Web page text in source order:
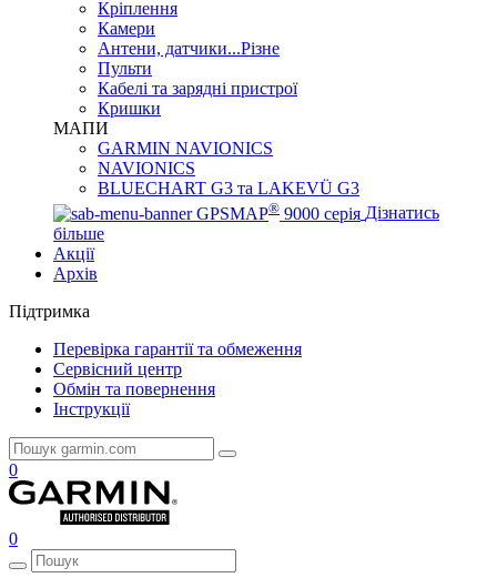
Кріплення
Камери
Антени, датчики...Різне
Пульти
Кабелі та зарядні пристрої
Кришки
МАПИ
GARMIN NAVIONICS
NAVIONICS
BLUECHART G3 та LAKEVÜ G3
GPSMAP® 9000 серія Дізнатись
більше
Акції
Архів
Підтримка
Перевірка гарантії та обмеження
Сервісний центр
Обмін та повернення
Інструкції
0
0